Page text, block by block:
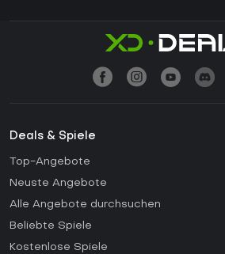
Deals & Spiele
Top-Angebote
Neuste Angebote
Alle Angebote durchsuchen
Beliebte Spiele
Kostenlose Spiele